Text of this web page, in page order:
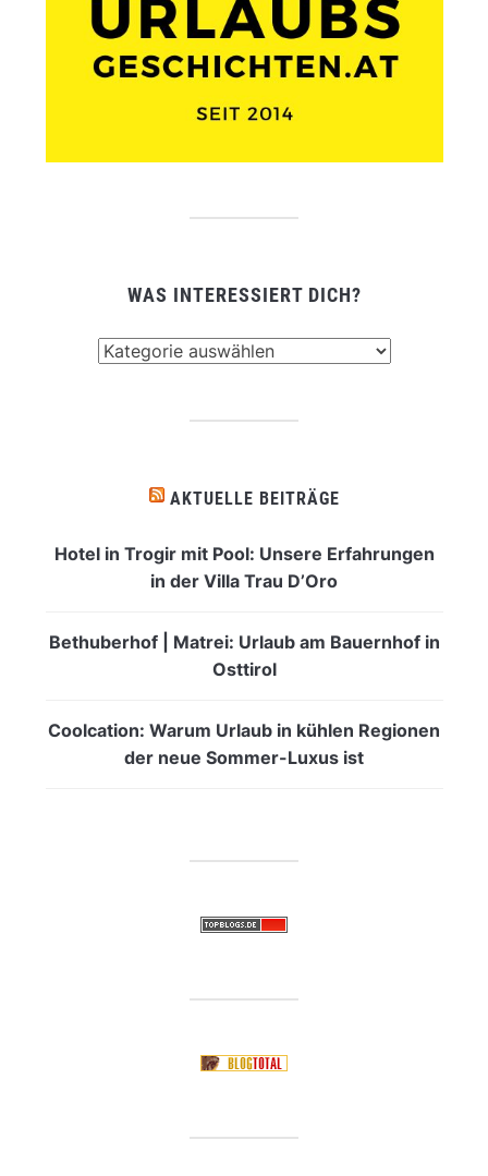
WAS INTERESSIERT DICH?
AKTUELLE BEITRÄGE
Hotel in Trogir mit Pool: Unsere Erfahrungen
in der Villa Trau D’Oro
Bethuberhof | Matrei: Urlaub am Bauernhof in
Osttirol
Coolcation: Warum Urlaub in kühlen Regionen
der neue Sommer-Luxus ist